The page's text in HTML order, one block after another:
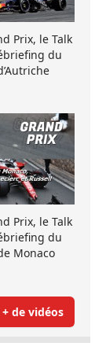
Prix, le Talk
du
Prix, le Talk
du
Monaco
+ de vidéos